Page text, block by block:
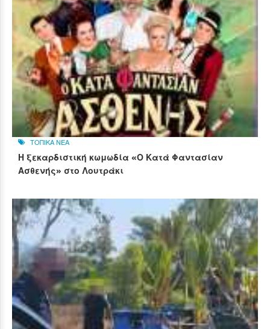
ΤΟΠΙΚΑ ΝΕΑ
Η ξεκαρδιστική κωμωδία «Ο Κατά Φαντασίαν
Ασθενής» στο Λουτράκι